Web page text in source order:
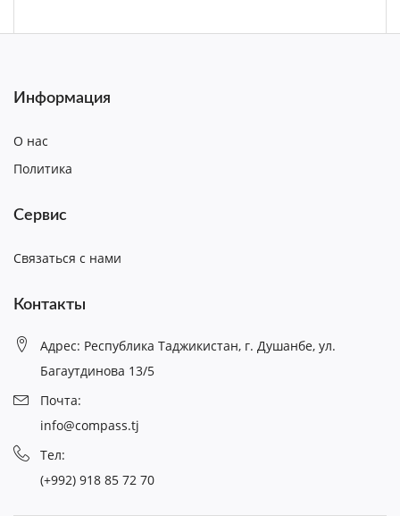
Информация
О нас
Политика
Сервис
Связаться с нами
Контакты
Адрес: Республика Таджикистан, г. Душанбе, ул.
Багаутдинова 13/5
Почта:
info@compass.tj
Тел:
(+992) 918 85 72 70